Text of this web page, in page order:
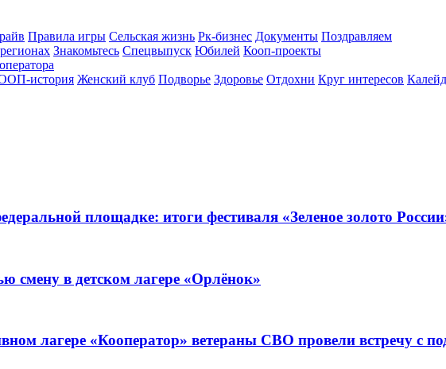
Правила игры Сельская жизнь Рк-бизнес Документы Поздравляем
Знакомьтесь Спецвыпуск Юбилей Кооп-проекты
история Женский клуб Подворье Здоровье Отдохни Круг интересов
площадке: итоги фестиваля «Зеленое золото
в детском лагере «Орлёнок»
лагере «Кооператор» ветераны СВО провели встречу с